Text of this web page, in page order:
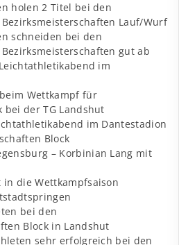
holen 2 Titel bei den
Lauf/Wurf
schneiden bei den
gut ab
im
Wettkampf für
der TG Landshut
im Dantestadion
Block
– Korbinian Lang mit
in die Wettkampfsaison
bei den
Block in Landshut
sehr erfolgreich bei den